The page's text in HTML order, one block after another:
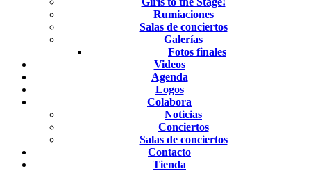
Rumiaciones
Salas de conciertos
Galerías
Fotos finales
Videos
Agenda
Logos
Colabora
Noticias
Conciertos
Salas de conciertos
Contacto
Tienda